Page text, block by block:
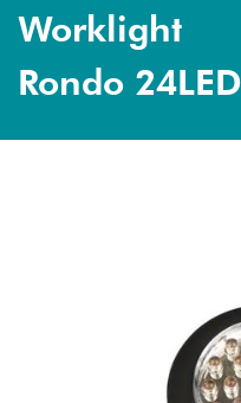
Worklight
Rondo 24LED